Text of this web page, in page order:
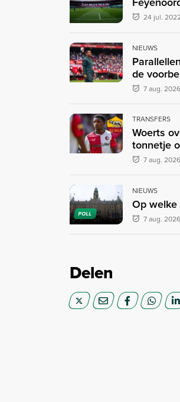
24 jul.
NIEUWS
de
7 aug.
TRANSFERS
Woerts
tonnetje
7 aug.
POLL
NIEUWS
Op welke
7 aug.
Delen